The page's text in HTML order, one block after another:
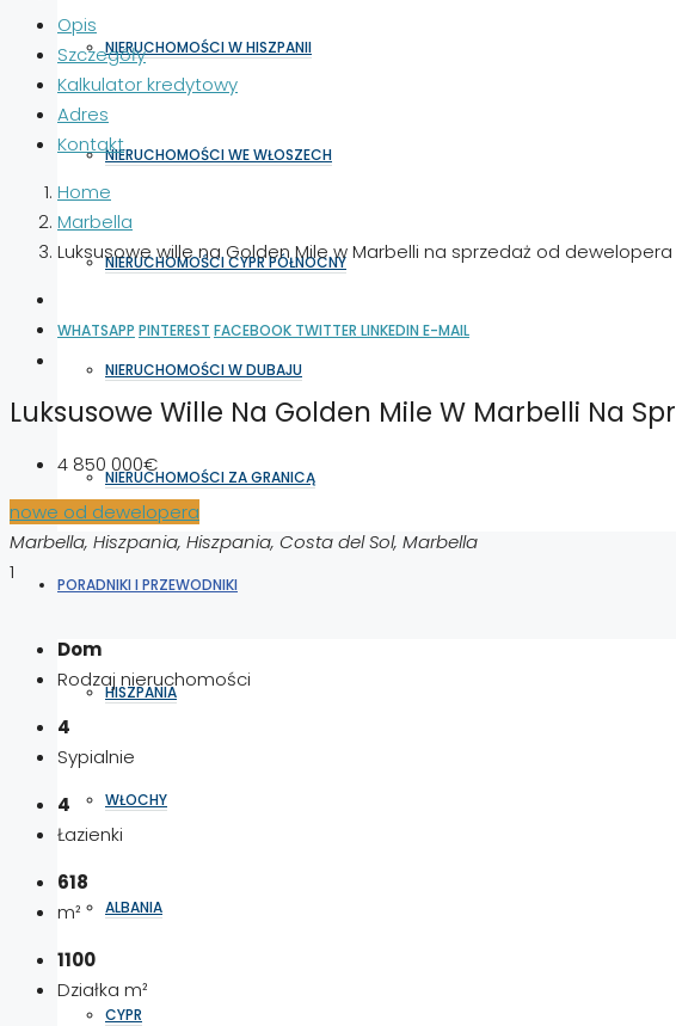
NIERUCHOMOŚCI W HISZPANII
NIERUCHOMOŚCI WE WŁOSZECH
NIERUCHOMOŚCI CYPR PÓŁNOCNY
NIERUCHOMOŚCI W DUBAJU
NIERUCHOMOŚCI ZA GRANICĄ
PORADNIKI I PRZEWODNIKI
HISZPANIA
WŁOCHY
ALBANIA
CYPR
Opis
Szczegóły
Kalkulator kredytowy
Adres
Kontakt
Home
Marbella
Luksusowe wille na Golden Mile w Marbelli na sprzedaż od dewelopera
WHATSAPP PINTEREST FACEBOOK TWITTER LINKEDIN E-MAIL
Luksusowe Wille Na Golden Mile W Marbelli Na
4 850 000€
nowe od dewelopera
Marbella, Hiszpania, Hiszpania, Costa del Sol, Marbella
1
Dom
Rodzaj nieruchomości
4
Sypialnie
4
Łazienki
618
m²
1100
Działka m²